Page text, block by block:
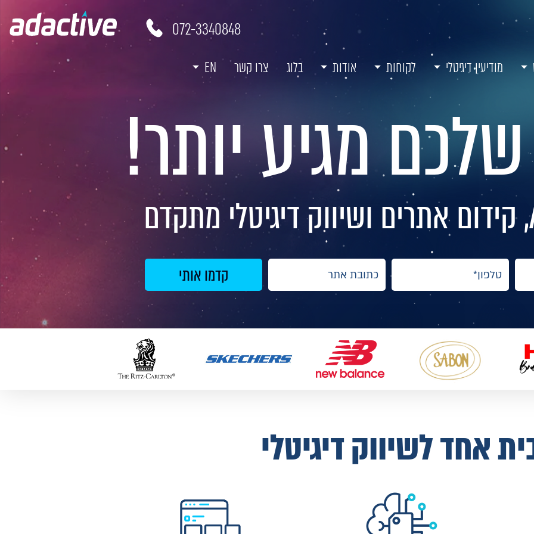
072-3340848
מודיעין דיגיטלי לקוחות אודות בלוג צרו קשר EN
מגיע יותר!
אחד לשיווק דיגיטלי